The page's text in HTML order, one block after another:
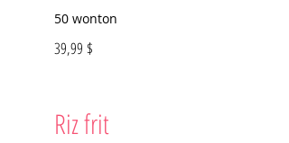
50 wonton
39,99 $
Riz frit